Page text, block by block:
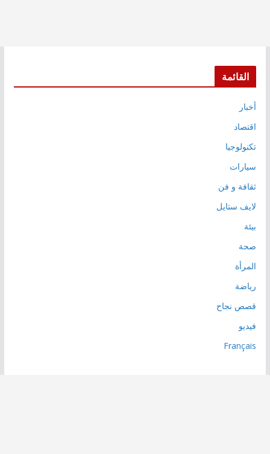
القائمة
أخبار
اقتصاد
تكنولوجيا
سيارات
ثقافة و فن
لايف ستايل
بيئة
صحة
المرأة
رياضة
قصص نجاح
فيديو
Français